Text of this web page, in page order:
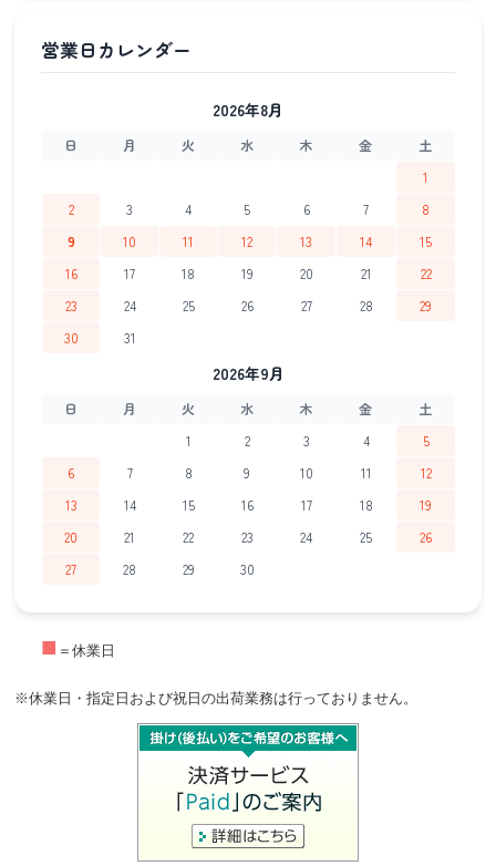
2026年8月
日 月 火 水 木 金
土
1
2
3 4 5 6 7
8
9
10 11 12 13 14
15
16
17 18 19 20 21
22
23
24 25 26 27 28
29
30
31
2026年9月
日 月 火 水 木 金
土
1
2 3 4
5
6
7 8 9 10 11
12
13
14 15 16 17 18
19
20
21 22 23 24 25
26
27
28 29 30
■ ＝休業日
※休業日・指定日および祝日の出荷業務は行っておりません。